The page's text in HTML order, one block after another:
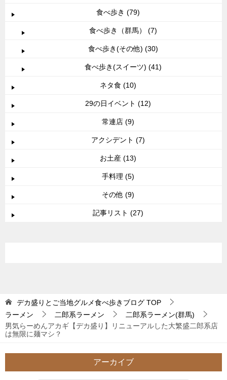
食べ歩き (79)
食べ歩き（群馬） (7)
食べ歩き(その他) (30)
食べ歩き(スイーツ) (41)
ネタ食 (10)
29の日イベント (12)
常連店 (9)
アクシデント (7)
お土産 (13)
手料理 (5)
その他 (9)
記事リスト (27)
デカ盛りとご当地グルメ食べ歩きブログ TOP
ラーメン
二郎系ラーメン
二郎系ラーメン(群馬)
男気らーめんアカギ【デカ盛り】リニューアルした大繁盛二郎系店
は無限に麺マシ？
アーカイブ